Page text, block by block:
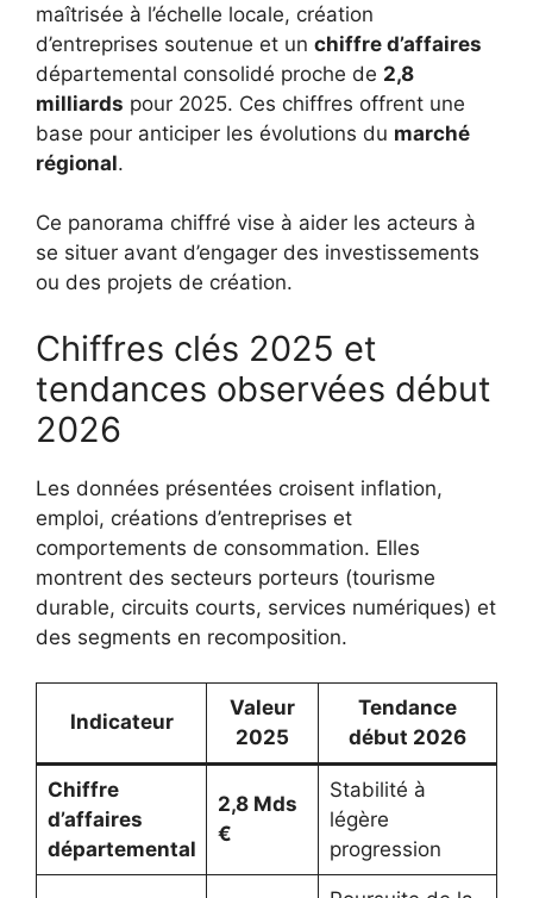
maîtrisée à l’échelle locale, création
d’entreprises soutenue et un chiffre d’affaires
départemental consolidé proche de 2,8
milliards pour 2025. Ces chiffres offrent une
base pour anticiper les évolutions du marché
régional.
Ce panorama chiffré vise à aider les acteurs à
se situer avant d’engager des investissements
ou des projets de création.
Chiffres clés 2025 et
tendances observées début
2026
Les données présentées croisent inflation,
emploi, créations d’entreprises et
comportements de consommation. Elles
montrent des secteurs porteurs (tourisme
durable, circuits courts, services numériques) et
des segments en recomposition.
Indicateur
Valeur
2025
Tendance
début 2026
Chiffre
d’affaires
départemental
2,8 Mds
€
Stabilité à
légère
progression